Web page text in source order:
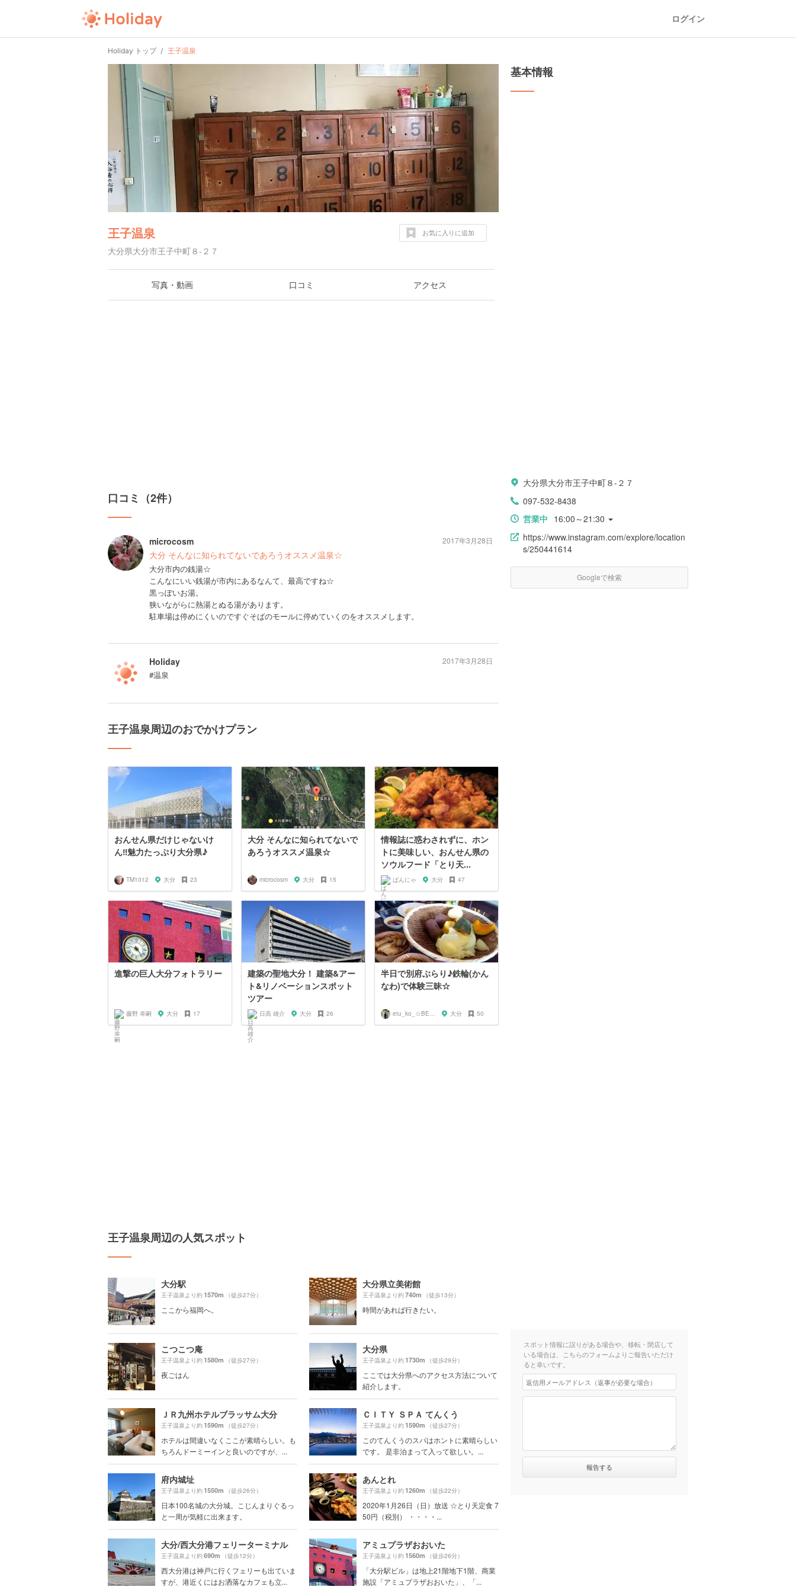
ログイン
Holiday トップ 王子温泉
王子温泉
大分県大分市王子中町８-２７
お気に入りに追加
写真・動画 口コミ アクセス
口コミ（2件）
microcosm
大分 そんなに知られてないであろうオススメ温泉☆
大分市内の銭湯☆
こんなにいい銭湯が市内にあるなんて、最高ですね☆
黒っぽいお湯。
狭いながらに熱湯とぬる湯があります。
駐車場は停めにくいのですぐそばのモールに停めていくのをオススメします。
2017年3月28日
Holiday
#温泉
2017年3月28日
王子温泉周辺のおでかけプラン
おんせん県だけじゃないけ
ん‼︎魅力たっぷり大分県♪
TM1012 大分 23
大分 そんなに知られてないで
あろうオススメ温泉☆
microcosm 大分 15
情報誌に惑わされずに、ホン
トに美味しい、おんせん県の
ソウルフード「とり天...
ぱんにゃ 大分 47
進撃の巨人大分フォトラリー
藤野 幸嗣 大分 17
建築の聖地大分！ 建築&アー
ト&リノベーションスポット
ツアー
日高 雄介 大分 26
半日で別府ぶらり♪鉄輪(かん
なわ)で体験三昧☆
etu_ko_☆BEPPU 大分 50
王子温泉周辺の人気スポット
大分駅
王子温泉より約1570m （徒歩27分）
ここから福岡へ。
大分県立美術館
王子温泉より約740m （徒歩13分）
時間があれば行きたい。
こつこつ庵
王子温泉より約1580m （徒歩27分）
夜ごはん
大分県
王子温泉より約1730m （徒歩29分）
ここでは大分県へのアクセス方法について
紹介します。
ＪＲ九州ホテルブラッサム大分
王子温泉より約1590m （徒歩27分）
ホテルは間違いなくここが素晴らしい。も
ちろんドーミーインと良いのですが、...
ＣＩＴＹ ＳＰＡ てんくう
王子温泉より約1590m （徒歩27分）
このてんくうのスパはホントに素晴らしい
です。 是非泊まって入って欲しい。...
府内城址
王子温泉より約1550m （徒歩26分）
日本100名城の大分城。こじんまりぐるっ
と一周が気軽に出来ます。
あんとれ
王子温泉より約1260m （徒歩22分）
2020年1月26日（日）放送 ☆とり天定食 7
50円（税別） ・・・・...
大分/西大分港フェリーターミナル
王子温泉より約690m （徒歩12分）
西大分港は神戸に行くフェリーも出ていま
すが、港近くにはお洒落なカフェも立...
アミュプラザおおいた
王子温泉より約1560m （徒歩26分）
「大分駅ビル」は地上21階地下1階、商業
施設「アミュプラザおおいた」、「...
基本情報
大分県大分市王子中町８-２７
097-532-8438
営業中 16:00～21:30
https://www.instagram.com/explore/location
s/250441614
Googleで検索
スポット情報に誤りがある場合や、移転・閉店して
いる場合は、こちらのフォームよりご報告いただけ
ると幸いです。